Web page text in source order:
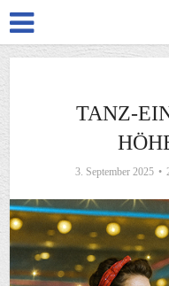
TANZ-
3. September 2025